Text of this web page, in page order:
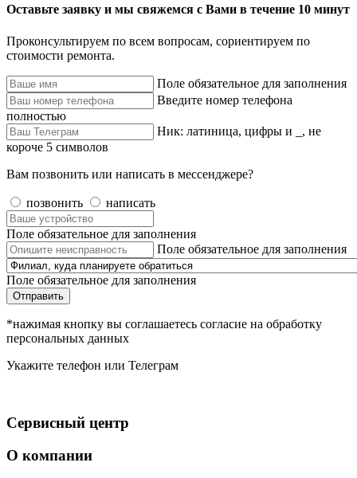
Оставьте заявку и мы свяжемся с Вами в течение 10 минут
Проконсультируем по всем вопросам, сориентируем по
стоимости ремонта.
Поле обязательное для заполнения
Введите номер телефона
полностью
Ник: латиница, цифры и _, не
короче 5 символов
Вам позвонить или написать в мессенджере?
позвонить написать
Поле обязательное для заполнения
Поле обязательное для заполнения
Поле обязательное для заполнения
Отправить
*нажимая кнопку вы соглашаетесь согласие на обработку
персональных данных
Укажите телефон или Телеграм
Сервисный центр
О компании